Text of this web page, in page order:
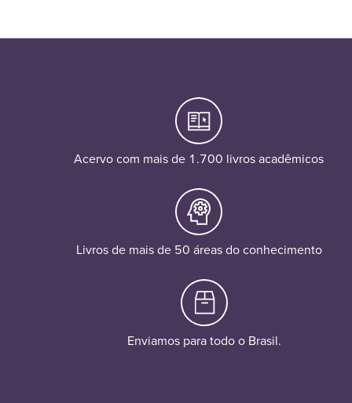
Acervo com mais de 1.700 livros acadêmicos
Livros de mais de 50 áreas do conhecimento
Enviamos para todo o Brasil.